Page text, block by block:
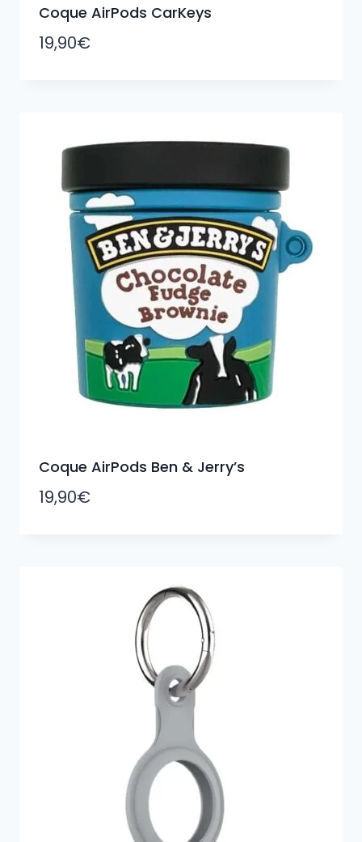
Coque AirPods CarKeys
19,90€
Coque AirPods Ben & Jerry’s
19,90€